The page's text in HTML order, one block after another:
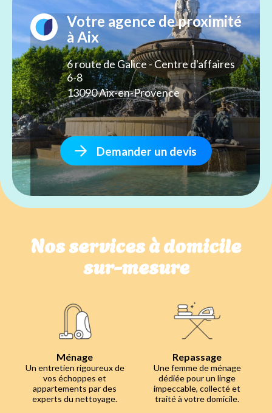
Votre agence de proximité
à Aix
6 route de Galice - Centre d'affaires
6-8
13090 Aix-en-Provence
Demander un devis
Nos services à domicile
sur-mesure
Ménage
Un entretien rigoureux de
vos échoppes et
appartements par des
experts du nettoyage.
Repassage
Une femme de ménage
dédiée pour un linge
impeccable, collecté et
traité à votre domicile.